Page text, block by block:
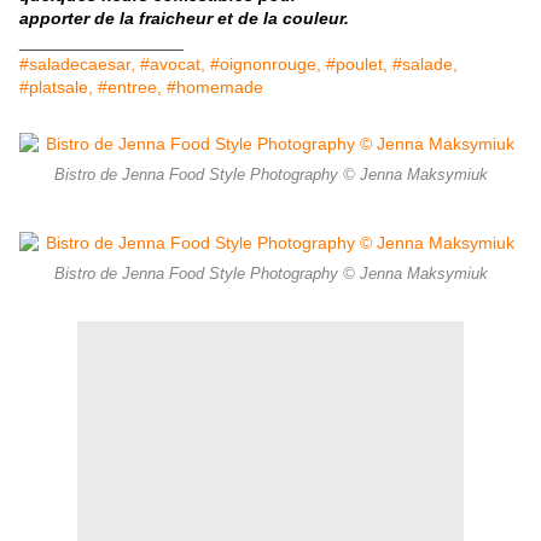
apporter de la fraicheur et de la couleur.
#saladecaesar, #avocat, #oignonrouge, #poulet, #salade,
#platsale, #entree, #homemade
Bistro de Jenna Food Style Photography © Jenna Maksymiuk
Bistro de Jenna Food Style Photography © Jenna Maksymiuk